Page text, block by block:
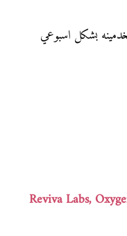
بشكل اسبوعي
Reviva Labs,